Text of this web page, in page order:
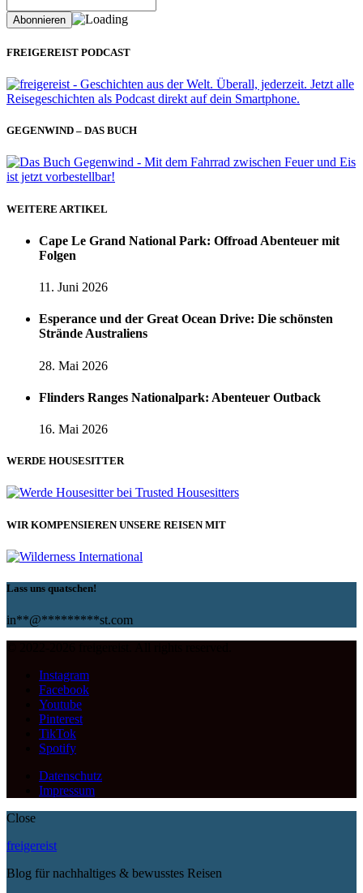
FREIGEREIST PODCAST
GEGENWIND – DAS BUCH
WEITERE ARTIKEL
Cape Le Grand National Park: Offroad Abenteuer mit
Folgen
11. Juni 2026
Esperance und der Great Ocean Drive: Die schönsten
Strände Australiens
28. Mai 2026
Flinders Ranges Nationalpark: Abenteuer Outback
16. Mai 2026
WERDE HOUSESITTER
WIR KOMPENSIEREN UNSERE REISEN MIT
Lass uns quatschen!
in**@*********st.com
Instagram
Facebook
Youtube
Pinterest
TikTok
Spotify
Datenschutz
Impressum
Close
freigereist
Blog für nachhaltiges & bewusstes Reisen